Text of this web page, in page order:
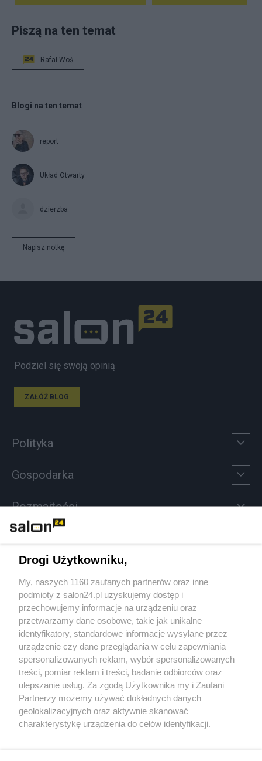
Piszą na ten temat
Rafał Woś
Blogi na ten temat
report
Układ Otwarty
dzierzba
Napisz notkę
Podziel się swoją opinią
ZAŁÓŻ BLOG
Polityka
Gospodarka
Rozmaitości
Sport
Społeczeństwo
Kultura
X Facebook Instagram Youtube
Drogi Użytkowniku,
My, naszych 1160 zaufanych partnerów oraz inne
podmioty z salon24.pl uzyskujemy dostęp i
przechowujemy informacje na urządzeniu oraz
przetwarzamy dane osobowe, takie jak unikalne
identyfikatory, standardowe informacje wysyłane przez
urządzenie czy dane przeglądania w celu zapewniania
spersonalizowanych reklam, wybór spersonalizowanych
treści, pomiar reklam i treści, badanie odbiorców oraz
ulepszanie usług. Za zgodą Użytkownika my i Zaufani
Partnerzy możemy używać dokładnych danych
geolokalizacyjnych oraz aktywnie skanować
charakterystykę urządzenia do celów identyfikacji.